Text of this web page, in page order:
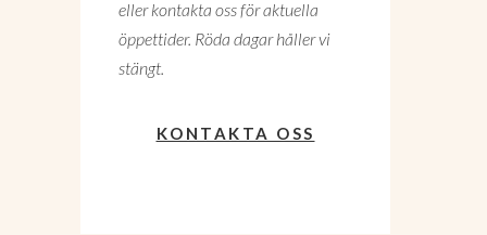
eller kontakta oss för aktuella
öppettider. Röda dagar håller vi
stängt.
KONTAKTA OSS